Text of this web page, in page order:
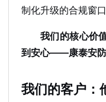
制化升级的合规窗口
我们的核心价
到安心——康泰安防
我们的客户：